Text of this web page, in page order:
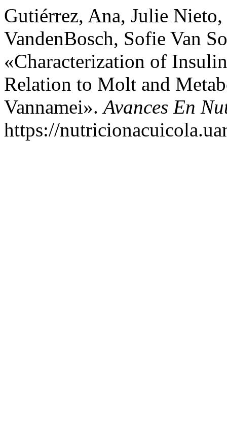
Gutiérrez, Ana, Julie
VandenBosch, Sofie Van
«Characterization of
Relation to Molt and
Vannamei».Avances En
https://